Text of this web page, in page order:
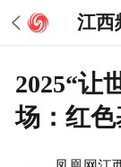
江西
2025“让
场：红